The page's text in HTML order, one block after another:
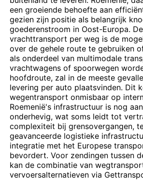
een groeiende behoefte aan
gezien zijn positie als belangrijk
goederenstroom in Oost-Europa.
vrachttransport per weg is de
over de gehele route te gebruiken
als onderdeel van multimodale
vrachtwagens of spoorwegen
hoofdroute, zal in de meeste
levering per auto plaatsvinden. Dit
wegentransport onmisbaar op
Roemenië's infrastructuur is nog
onderhevig, wat soms leidt tot
complexiteit bij grensovergangen,
geavanceerde logistieke
integratie met het Europese
bevordert. Voor zendingen tussen
kan de combinatie van
vervoersalternatieven via